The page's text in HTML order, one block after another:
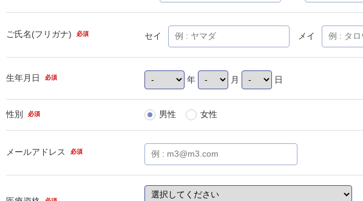
ご氏名(フリガナ) 必須 セイ メイ
生年月日 必須 年 月 日
性別 必須 男性 女性
メールアドレス 必須